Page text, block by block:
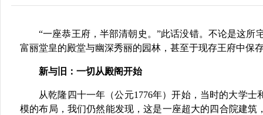
“一座恭王府，半部清朝史。”此话没错。不论是这
富丽堂皇的殿堂与幽深秀丽的园林，甚至于现存王府中保
新与旧：一切从殿阁开始
从乾隆四十一年（公元1776年）开始，当时的大学
模的布局，我们仍然能发现，这是一座超大的四合院建